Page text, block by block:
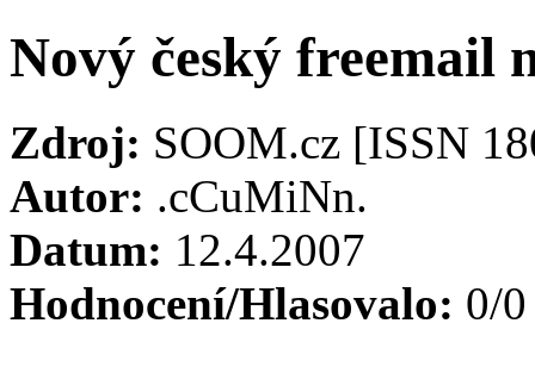
Nový český freemail
Zdroj: SOOM.cz [ISSN
Autor: .cCuMiNn.
Datum: 12.4.2007
Hodnocení/Hlasovalo: 0/0